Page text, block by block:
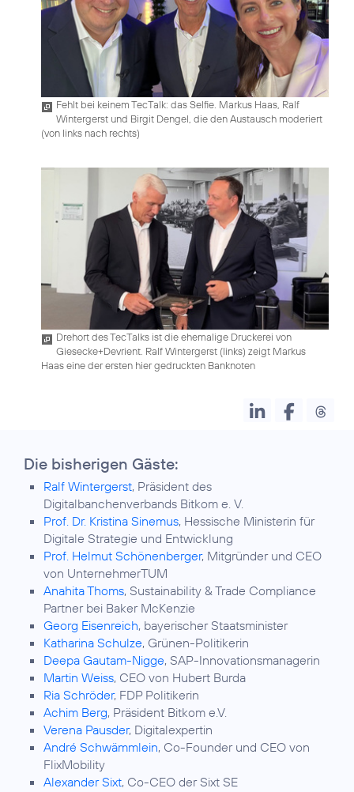
Fehlt bei keinem TecTalk: das Selfie. Markus Haas, Ralf
Wintergerst und Birgit Dengel, die den Austausch moderiert
(von links nach rechts)
Drehort des TecTalks ist die ehemalige Druckerei von
Giesecke+Devrient. Ralf Wintergerst (links) zeigt Markus
Haas eine der ersten hier gedruckten Banknoten
Die bisherigen Gäste:
Ralf Wintergerst, Präsident des
Digitalbanchenverbands Bitkom e. V.
Prof. Dr. Kristina Sinemus, Hessische Ministerin für
Digitale Strategie und Entwicklung
Prof. Helmut Schönenberger, Mitgründer und CEO
von UnternehmerTUM
Anahita Thoms, Sustainability & Trade Compliance
Partner bei Baker McKenzie
Georg Eisenreich, bayerischer Staatsminister
Katharina Schulze, Grünen-Politikerin
Deepa Gautam-Nigge, SAP-Innovationsmanagerin
Martin Weiss, CEO von Hubert Burda
Ria Schröder, FDP Politikerin
Achim Berg, Präsident Bitkom e.V.
Verena Pausder, Digitalexpertin
André Schwämmlein, Co-Founder und CEO von
FlixMobility
Alexander Sixt, Co-CEO der Sixt SE